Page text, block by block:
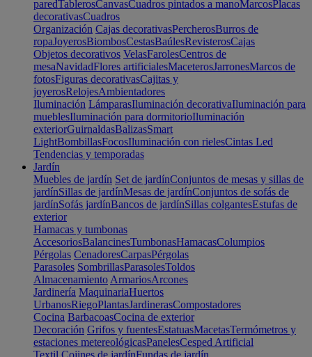
paredTablerosCanvasCuadros pintados a manoMarcosPlacas
decorativasCuadros
Organización Cajas decorativasPercherosBurros de
ropaJoyerosBiombosCestasBaúlesRevisterosCajas
Objetos decorativos VelasFarolesCentros de
mesaNavidadFlores artificialesMaceterosJarronesMarcos de
fotosFiguras decorativasCajitas y
joyerosRelojesAmbientadores
Iluminación LámparasIluminación decorativaIluminación para
mueblesIluminación para dormitorioIluminación
exteriorGuirnaldasBalizasSmart
LightBombillasFocosIluminación con rielesCintas Led
Tendencias y temporadas
Jardín
Muebles de jardín Set de jardínConjuntos de mesas y sillas de
jardínSillas de jardínMesas de jardínConjuntos de sofás de
jardínSofás jardínBancos de jardínSillas colgantesEstufas de
exterior
Hamacas y tumbonas
AccesoriosBalancinesTumbonasHamacasColumpios
Pérgolas CenadoresCarpasPérgolas
Parasoles SombrillasParasolesToldos
Almacenamiento ArmariosArcones
Jardinería MaquinariaHuertos
UrbanosRiegoPlantasJardinerasCompostadores
Cocina BarbacoasCocina de exterior
Decoración Grifos y fuentesEstatuasMacetasTermómetros y
estaciones metereológicasPanelesCesped Artificial
Textil Cojines de jardínFundas de jardín